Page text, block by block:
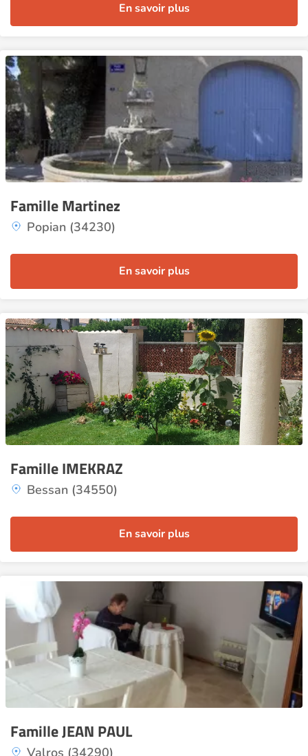
En savoir plus
Famille Martinez
Popian (34230)
En savoir plus
Famille IMEKRAZ
Bessan (34550)
En savoir plus
Famille JEAN PAUL
Valros (34290)